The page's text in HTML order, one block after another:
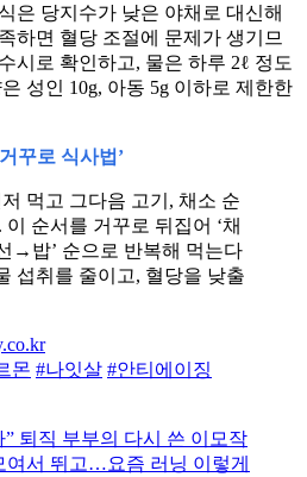
은 당지수가 낮은 야채로 대신해
하면 혈당 조절에 문제가 생기므
시로 확인하고, 물은 하루 2ℓ 정도
성인 10g, 아동 5g 이하로 제한한
꾸로 식사법’
먹고 그다음 고기, 채소 순
순서를 거꾸로 뒤집어 ‘채
→밥’ 순으로 반복해 먹는다
섭취를 줄이고, 혈당을 낮출
몬 #나잇살 #안티에이징
퇴직 부부의 다시 쓴 이모작
여서 뛰고…요즘 러닝 이렇게